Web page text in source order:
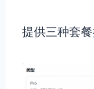
提供三种套